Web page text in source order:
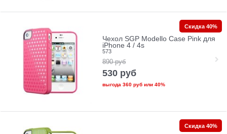
Чехол SGP Modello Case Pink для
iPhone 4 / 4s
573
890 руб
530 руб
выгода 360 рубили 40%
Скидка 40%
Скидка 40%